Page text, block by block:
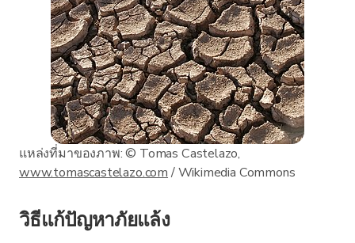
แหล่งที่มาของภาพ: © Tomas Castelazo,
www.tomascastelazo.com/ Wikimedia Commons
วิธีแก้ปัญหาภัยแล้ง